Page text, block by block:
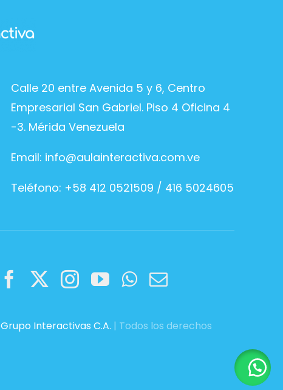
Calle 20 entre Avenida 5 y 6, Centro
Empresarial San Gabriel. Piso 4 Oficina 4
-3. Mérida Venezuela
Email: info@aulainteractiva.com.ve
Teléfono: +58 412 0521509 / 416 5024605
Grupo Interactivas C.A. | Todos los derechos